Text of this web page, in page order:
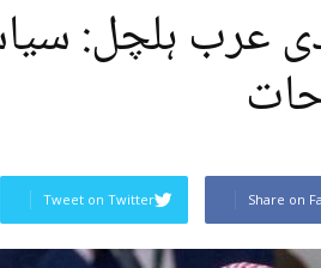
عرب ہلچل:
Share on
Tweet on Twitter